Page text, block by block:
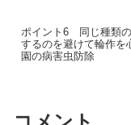
ポイント6 同じ種類
するのを避けて輪作を
園の病害虫防除